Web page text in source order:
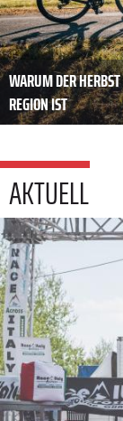
WARUM DER
REGION IST
AKTUELL